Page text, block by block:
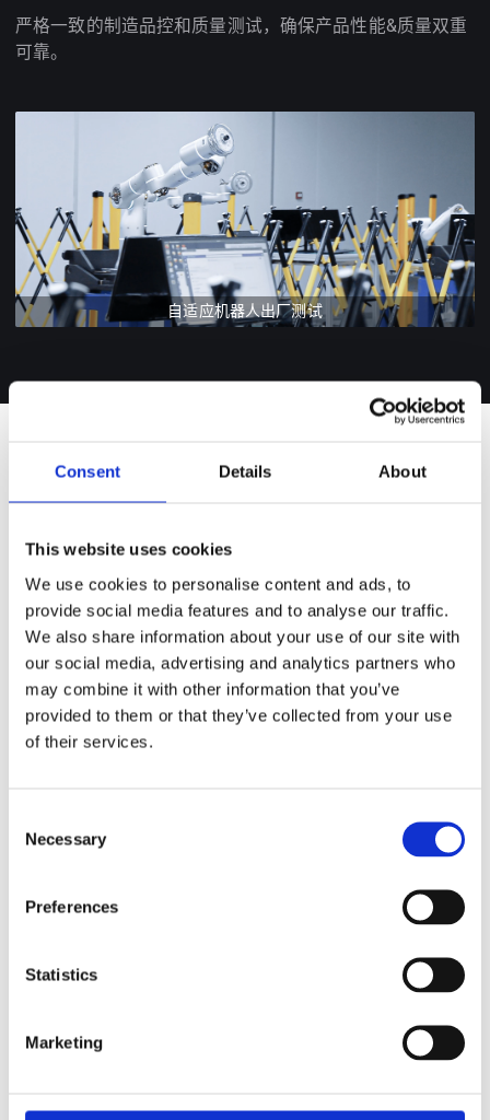
Consent Details About
This website uses cookies
We use cookies to personalise content and ads, to
provide social media features and to analyse our traffic.
We also share information about your use of our site with
our social media, advertising and analytics partners who
may combine it with other information that you’ve
provided to them or that they’ve collected from your use
of their services.
Selection
Necessary
Preferences
Statistics
Marketing
严格一致的制造品控和质量测试，确保产品性能&质量双重
可靠。
自适应机器人出厂测试
轻松操控，
快速部署。